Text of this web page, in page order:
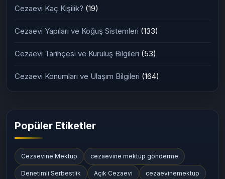
Cezaevi Kaç Kişilik? (19)
Cezaevi Yapıları ve Koğuş Sistemleri (133)
Cezaevi Tarihçesi ve Kuruluş Bilgileri (53)
Cezaevi Konumları ve Ulaşım Bilgileri (164)
Popüler Etiketler
Cezaevine Mektup cezaevine mektup gönderme
Denetimli Serbestlik Açık Cezaevi cezaevinemektup